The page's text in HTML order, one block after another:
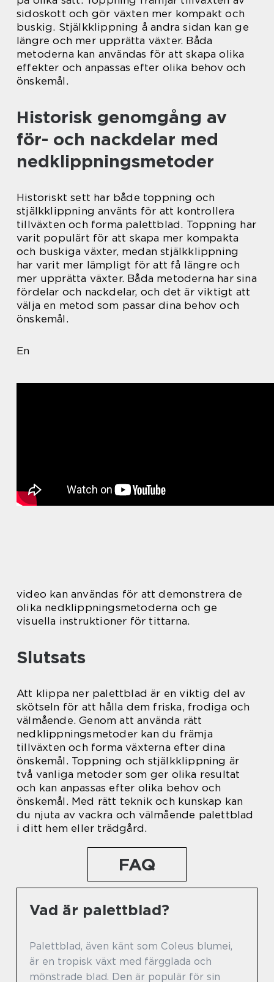
sidoskott och gör växten mer kompakt och
buskig. Stjälkklippning å andra sidan kan ge
längre och mer upprätta växter. Båda
metoderna kan användas för att skapa olika
effekter och anpassas efter olika behov och
önskemål.
Historisk genomgång av
för- och nackdelar med
nedklippningsmetoder
Historiskt sett har både toppning och
stjälkklippning använts för att kontrollera
tillväxten och forma palettblad. Toppning har
varit populärt för att skapa mer kompakta
och buskiga växter, medan stjälkklippning
har varit mer lämpligt för att få längre och
mer upprätta växter. Båda metoderna har sina
fördelar och nackdelar, och det är viktigt att
välja en metod som passar dina behov och
önskemål.
En
video kan användas för att demonstrera de
olika nedklippningsmetoderna och ge
visuella instruktioner för tittarna.
Slutsats
Att klippa ner palettblad är en viktig del av
skötseln för att hålla dem friska, frodiga och
välmående. Genom att använda rätt
nedklippningsmetoder kan du främja
tillväxten och forma växterna efter dina
önskemål. Toppning och stjälkklippning är
två vanliga metoder som ger olika resultat
och kan anpassas efter olika behov och
önskemål. Med rätt teknik och kunskap kan
du njuta av vackra och välmående palettblad
i ditt hem eller trädgård.
FAQ
Vad är palettblad?
Palettblad, även känt som Coleus blumei,
är en tropisk växt med färgglada och
mönstrade blad. Den är populär för sin